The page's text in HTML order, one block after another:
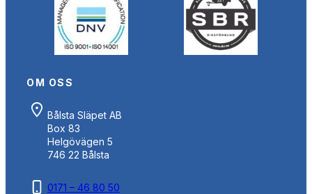
OM OSS
Bålsta Släpet AB
Box 83
Helgövägen 5
746 22 Bålsta
0171 – 46 80 50